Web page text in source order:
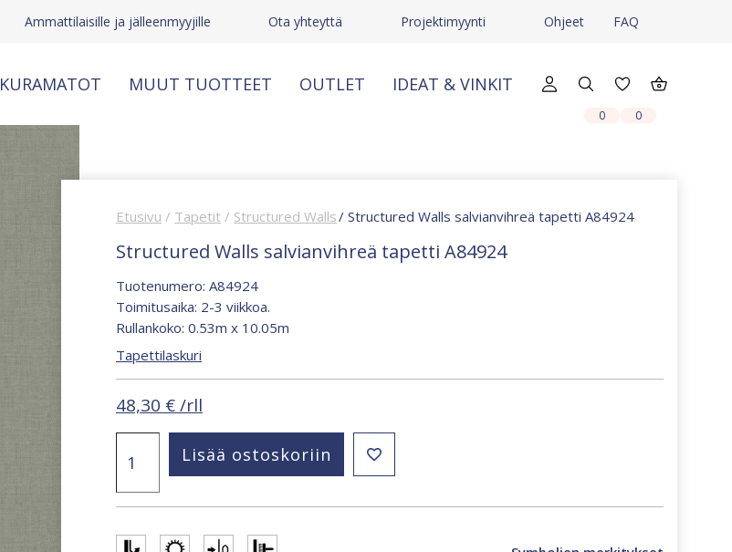
Ammattilaisille ja jälleenmyyjille Ota yhteyttä Projektimyynti Ohjeet FAQ
KURAMATOT MUUT TUOTTEET OUTLET IDEAT & VINKIT
0 0
Etusivu / Tapetit / Structured Walls/ Structured Walls salvianvihreä tapetti A84924
Structured Walls salvianvihreä tapetti A84924
Tuotenumero: A84924
Toimitusaika: 2-3 viikkoa.
Rullankoko: 0.53m x 10.05m
Tapettilaskuri
48,30 € /rll
Walls
salvianvihreä
tapetti
määrä
Lisää ostoskoriin